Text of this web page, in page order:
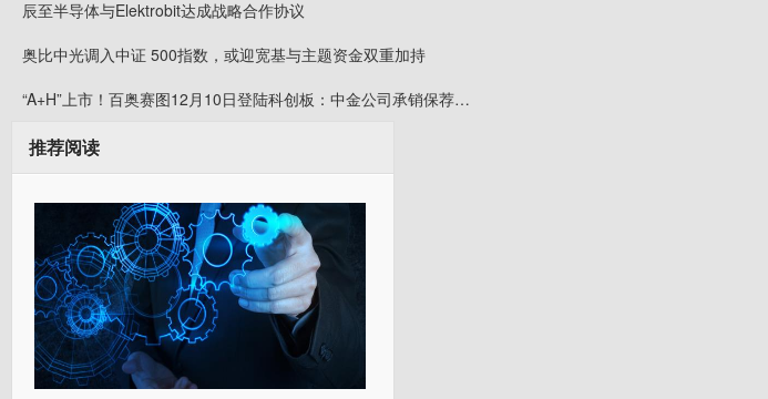
辰至半导体与Elektrobit达成战略合作协议
奥比中光调入中证 500指数，或迎宽基与主题资金双重加持
“A+H”上市！百奥赛图12月10日登陆科创板：中金公司承销保荐费9850万元 保代为漆遥、张韦弦
推荐阅读